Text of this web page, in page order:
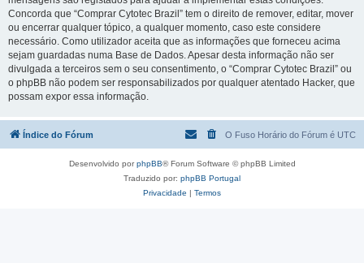
Concorda que “Comprar Cytotec Brazil” tem o direito de remover, editar, mover
ou encerrar qualquer tópico, a qualquer momento, caso este considere
necessário. Como utilizador aceita que as informações que forneceu acima
sejam guardadas numa Base de Dados. Apesar desta informação não ser
divulgada a terceiros sem o seu consentimento, o “Comprar Cytotec Brazil” ou
o phpBB não podem ser responsabilizados por qualquer atentado Hacker, que
possam expor essa informação.
Índice do Fórum O Fuso Horário do Fórum é UTC
Desenvolvido porphpBB® Forum Software © phpBB Limited
Traduzido por: phpBB Portugal
Privacidade | Termos